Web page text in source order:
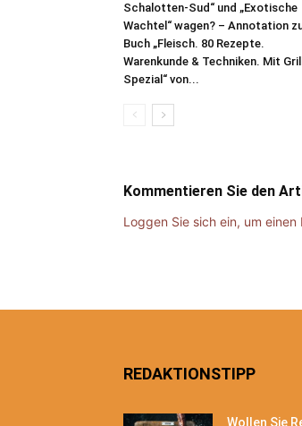
Schalotten-Sud“ und „Exotische
Wachtel“ wagen? – Annotation
Buch „Fleisch. 80 Rezepte.
Warenkunde & Techniken. Mit
Spezial“ von...
Kommentieren Sie den
Loggen Sie sich ein, um
REDAKTIONSTIPP
Wollen Sie